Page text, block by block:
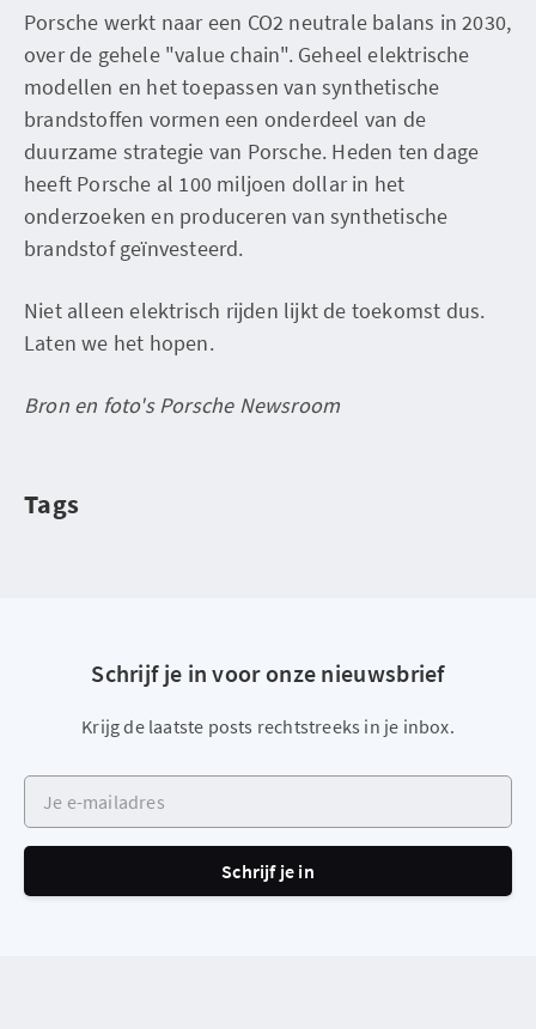
Porsche werkt naar een CO2 neutrale balans in 2030,
over de gehele "value chain". Geheel elektrische
modellen en het toepassen van synthetische
brandstoffen vormen een onderdeel van de
duurzame strategie van Porsche. Heden ten dage
heeft Porsche al 100 miljoen dollar in het
onderzoeken en produceren van synthetische
brandstof geïnvesteerd.
Niet alleen elektrisch rijden lijkt de toekomst dus.
Laten we het hopen.
Bron en foto's Porsche Newsroom
Tags
Schrijf je in voor onze nieuwsbrief
Krijg de laatste posts rechtstreeks in je inbox.
Je e-mailadres
Schrijf je in